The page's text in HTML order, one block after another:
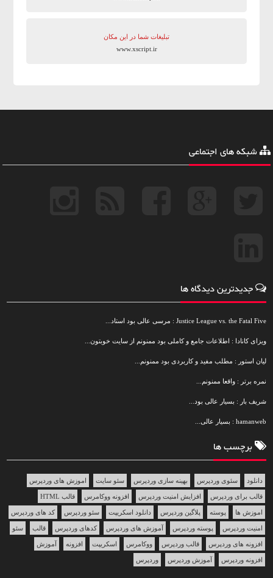
تبلیغات شما در این مکان
www.xscript.ir
شبکه های اجتماعی
جدیدترین دیدگاه ها
Justice League vs. the Fatal Five : مرسی عالی بود استاد...
ویزای کانادا : اطلاعات جامع و کاملی بود ممنونم از سایت خوبتون...
لیان استور : مطلب مفید و کاربردی بود ممنونم...
نمره برتر : واقعا ممنونم...
شریف بار : بسیار عالی بود...
hamanweb : بسیار عالی...
برچسب ها
دانلود سئوی وردپرس بهینه سازی وردپرس سئو سایت اموزش های وردپرس
قالب برای وردپرس افزایش امنیت وردپرس افزونه ووکامرس قالب HTML
اموزش ها پوسته پلاگین وردپرس دانلود اسکریپت سئو وردپرس کد های وردپرس
امنیت وردپرس پوسته وردپرس آموزش های وردپرس کدهای وردپرس قالب سئو
افزونه های وردپرس قالب وردپرس ووکامرس اسکریپت افزونه آموزش
افزونه وردپرس آموزش وردپرس وردپرس